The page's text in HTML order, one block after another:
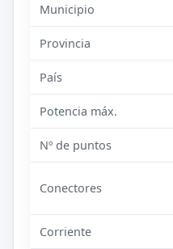
Municipio
Provincia
País
Potencia máx.
Nº de puntos
Conectores
Corriente